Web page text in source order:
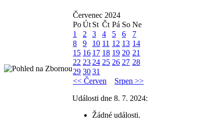
Červenec 2024
PoÚt St Čt Pá So Ne
1
2 3 4 5 6
7
8
9 10 11 12 13 14
15 16 17 18 19 20 21
22 23 24 25 26 27 28
29 3031
<< Červen
Srpen >>
Události dne 8. 7. 2024:
Žádné události.